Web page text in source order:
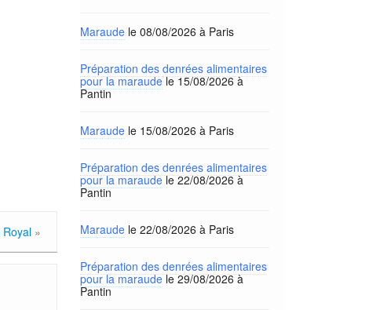
Royal »
Maraude le 08/08/2026 à Paris
Préparation des denrées alimentaires
pour la maraudele 15/08/2026 à
Pantin
Maraude le 15/08/2026 à Paris
Préparation des denrées alimentaires
pour la maraudele 22/08/2026 à
Pantin
Maraude le 22/08/2026 à Paris
Préparation des denrées alimentaires
pour la maraudele 29/08/2026 à
Pantin